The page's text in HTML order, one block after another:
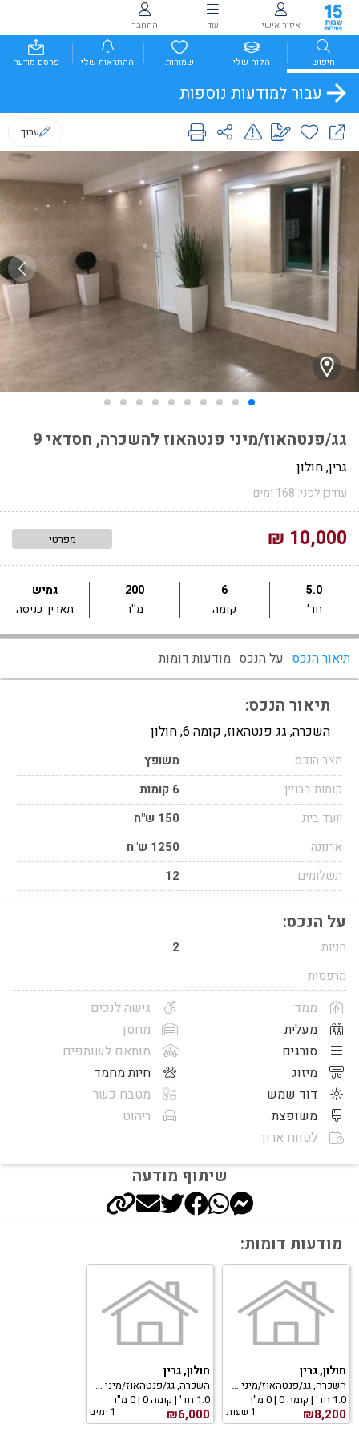
איזור אישי עוד התחבר
חיפוש הלוח שלי שמורות ההתראות שלי פרסם מודעה
עבור למודעות נוספות
ערוך
גג/פנטהאוז/מיני פנטהאוז להשכרה, חסדאי 9
גרין, חולון
עודכן לפני: 168 ימים
10,000 ₪ מפרטי
5.0
חד'
6
קומה
200
מ''ר
גמיש
תאריך כניסה
תיאור הנכס על הנכס מודעות דומות
תיאור הנכס:
השכרה, גג פנטהאוז, קומה 6, חולון
מצב הנכס
משופץ
קומות בבניין
6 קומות
וועד בית
150 ש"ח
ארנונה
1250 ש"ח
תשלומים
12
על הנכס:
חניות
2
מרפסות
ממד
מעלית
סורגים
מיזוג
דוד שמש
משופצת
לטווח ארוך
גישה לנכים
מחסן
מותאם לשותפים
חיות מחמד
מטבח כשר
ריהוט
שיתוף מודעה
מודעות דומות:
חולון, גרין
השכרה, גג/פנטהאוז/מיני פנטהאוז
1.0 חד' | קומה 0 | 0 מ"ר
₪8,200 1 שעות
חולון, גרין
השכרה, גג/פנטהאוז/מיני פנטהאוז
1.0 חד' | קומה 0 | 0 מ"ר
₪6,000 1 ימים